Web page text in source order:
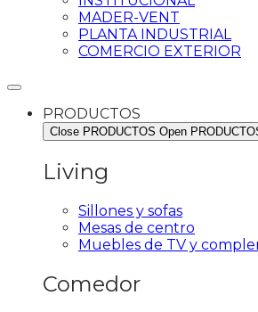
MADER-VENT
PLANTA INDUSTRIAL
COMERCIO EXTERIOR
PRODUCTOS
Close PRODUCTOS Open
Living
Sillones y sofas
Mesas de centro
Muebles de TV y
Comedor